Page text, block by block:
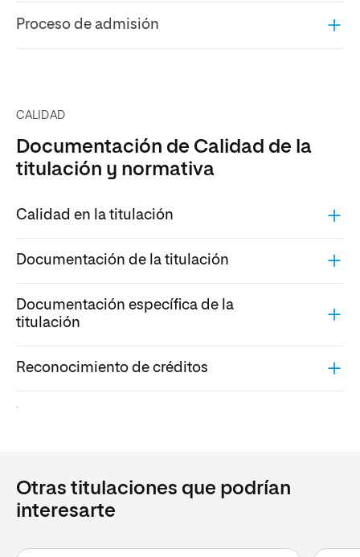
Proceso de admisión
CALIDAD
Documentación de Calidad de la
titulación y normativa
Calidad en la titulación
Documentación de la titulación
Documentación específica de la
titulación
Reconocimiento de créditos
Otras titulaciones que podrían
interesarte